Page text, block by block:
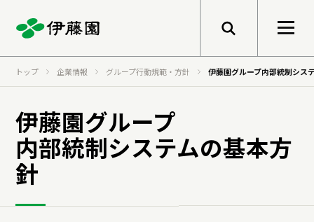
メニューを開く
企業情報
トップメッセージ
グループ経営理念
サステナビリティ
検索
トップ 企業情報 グループ行動規範・方針 伊藤園グループ内部統制シス
伊藤園グループ
内部統制システムの基本方
針